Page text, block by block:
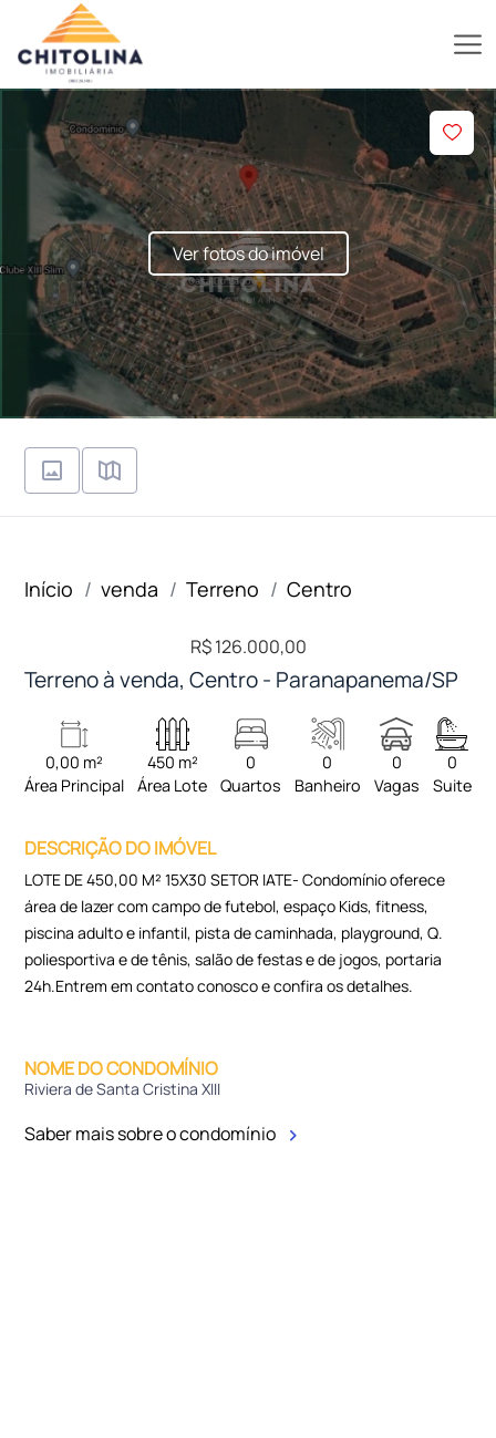
Ver fotos do imóvel
Início venda Terreno Centro
R$ 126.000,00
Terreno à venda, Centro - Paranapanema/SP
0,00 m²
Área Principal
450 m²
Área Lote
0
Quartos
0
Banheiro
0
Vagas
0
Suite
DESCRIÇÃO DO IMÓVEL
LOTE DE 450,00 M² 15X30 SETOR IATE- Condomínio oferece
área de lazer com campo de futebol, espaço Kids, fitness,
piscina adulto e infantil, pista de caminhada, playground, Q.
poliesportiva e de tênis, salão de festas e de jogos, portaria
24h.Entrem em contato conosco e confira os detalhes.
NOME DO CONDOMÍNIO
Riviera de Santa Cristina XIII
Saber mais sobre o condomínio